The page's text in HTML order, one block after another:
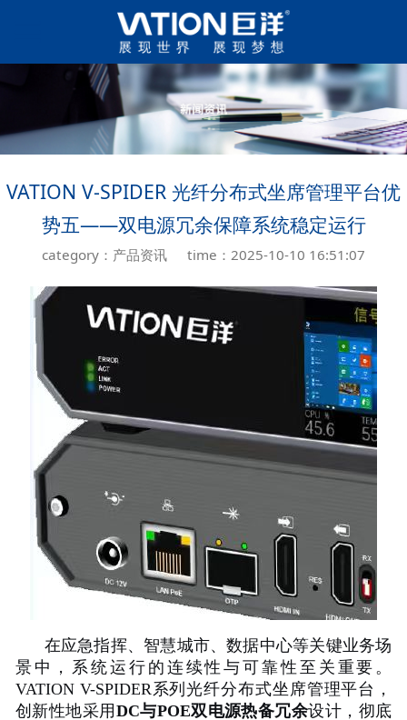
VATION V-SPIDER 光纤分布式坐席管理平台优
势五——双电源冗余保障系统稳定运行
category：产品资讯 time：2025-10-10 16:51:07
在应急指挥、智慧城市、数据中心等关键业务场
景中，系统运行的连续性与可靠性至关重要。
VATION V-SPIDER系列光纤分布式坐席管理平台，
创新性地采用 DC与POE双电源热备冗余设计，彻底